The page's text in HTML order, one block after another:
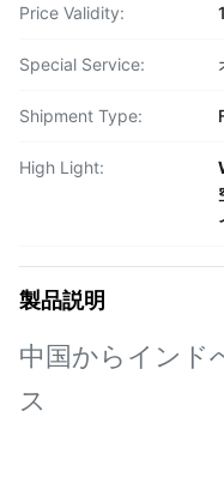
Price Validity:
Special Service:
Shipment Type:
High Light:
製品説明
中国からインド
ス